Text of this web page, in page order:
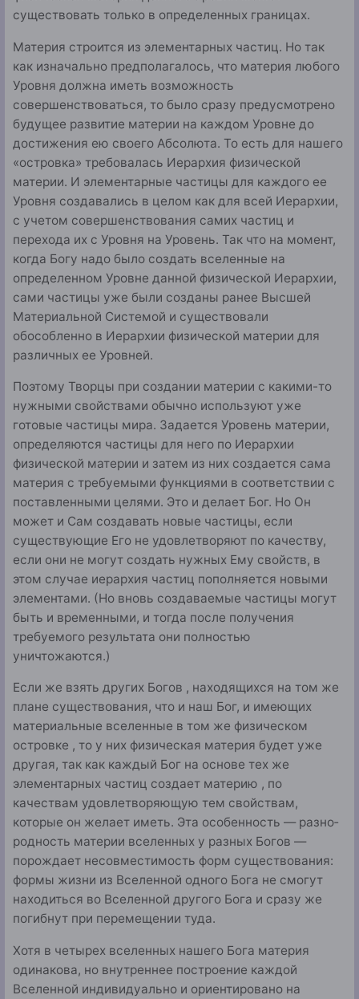
существовать только в определенных границах.
Материя строится из элементарных частиц. Но так
как изначально предполагалось, что материя любого
Уровня должна иметь возможность
совершенствоваться, то было сразу предусмотрено
будущее развитие материи на каждом Уровне до
достижения ею своего Абсолюта. То есть для нашего
«островка» требовалась Иерархия физи­ческой
материи. И элементарные частицы для каждого ее
Уровня создавались в целом как для всей Иерархии,
с учетом совершенствования самих частиц и
перехода их с Уровня на Уровень. Так что на момент,
когда Богу надо было создать вселенные на
определенном Уровне данной физической Иерархии,
сами частицы уже были созданы ранее Высшей
Материальной Системой и существовали
обособленно в Иерархии физической материи для
раз­личных ее Уровней.
Поэтому Творцы при создании материи с какими-то
нужными свойствами обычно используют уже
готовые частицы мира. Задается Уровень материи,
определяют­ся частицы для него по Иерархии
физической материи и затем из них создается сама
материя с требуемыми фун­кциями в соответствии с
поставленными целями. Это и делает Бог. Но Он
может и Сам создавать новые частицы, если
существующие Его не удовлетворяют по качеству,
если они не могут создать нужных Ему свойств, в
этом случае иерархия частиц пополняется новыми
элемента­ми. (Но вновь создаваемые частицы могут
быть и времен­ными, и тогда после получения
требуемого результата они полностью
уничтожаются.)
Если же взять других Богов , находящихся на том же
пла­не существования, что и наш Бог, и имеющих
материаль­ные вселенные в том же физическом
островке , то у них физическая материя будет уже
другая, так как каждый Бог на основе тех же
элементарных частиц со­здает материю , по
качествам удовлетворяющую тем свойс­твам,
которые он желает иметь. Эта особенность — разно­
родность материи вселенных у разных Богов —
порождает несовместимость форм существования:
формы жизни из Вселенной одного Бога не смогут
находиться во Вселенной другого Бога и сразу же
погибнут при перемещении туда.
Хотя в четырех вселенных нашего Бога материя
одинакова, но внутреннее построение каждой
Вселенной индивидуально и ориентировано на